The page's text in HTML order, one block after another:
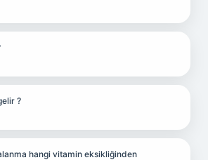
?
hangi vitamin eksikliğinden